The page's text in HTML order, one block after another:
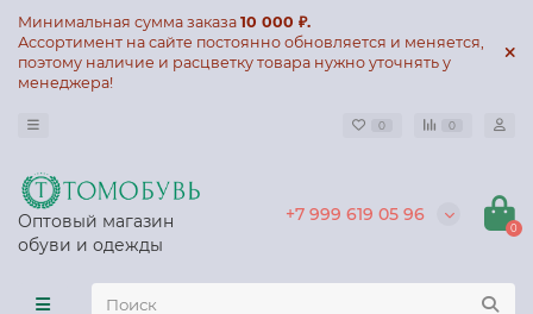
Минимальная сумма заказа 10 000 ₽.
Ассортимент на сайте постоянно обновляется и меняется,
поэтому наличие и расцветку товара нужно уточнять у
менеджера!
0 0
Оптовый магазин
обуви и одежды
+7 999 619 05 96
0